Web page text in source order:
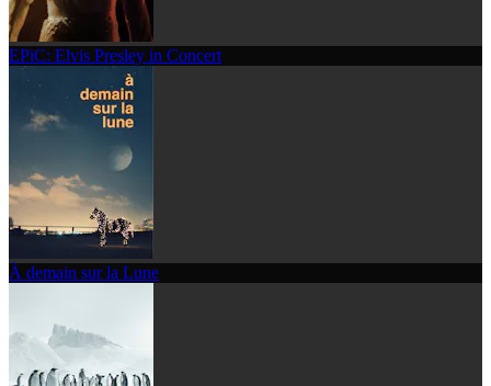
EPiC: Elvis Presley in Concert
À demain sur la Lune